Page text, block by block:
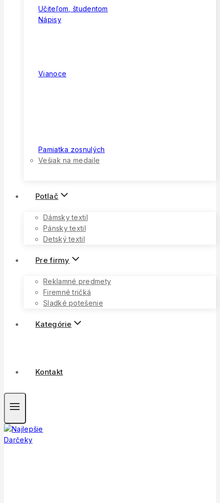
Učiteľom, študentom
Nápisy
Vianoce
Pamiatka zosnulých
Vešiak na medaile
Potlač
Dámsky textil
Pánsky textil
Detský textil
Pre firmy
Reklamné predmety
Firemné tričká
Sladké potešenie
Kategórie
Kontakt